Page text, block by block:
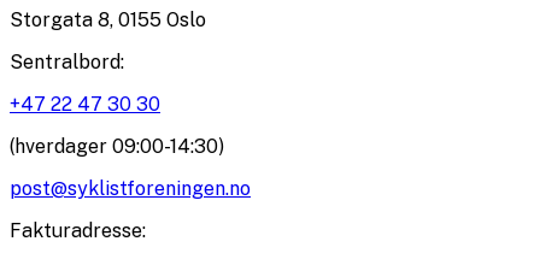
Storgata 8, 0155 Oslo
Sentralbord:
+47 22 47 30 30
(hverdager 09:00-14:30)
post@syklistforeningen.no
Fakturadresse: